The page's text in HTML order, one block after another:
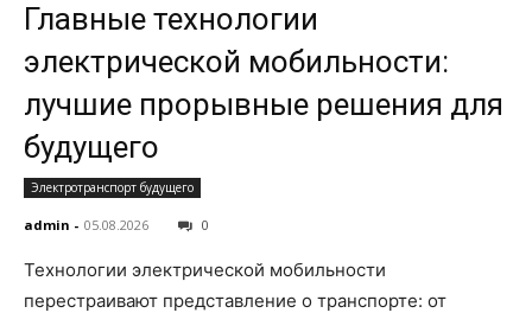
Главные технологии
электрической мобильности:
лучшие прорывные решения для
будущего
Электротранспорт будущего
admin - 05.08.2026 0
Технологии электрической мобильности
перестраивают представление о транспорте: от